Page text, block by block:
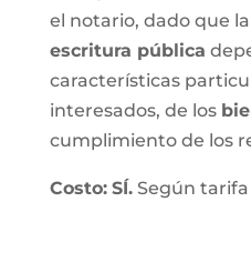
el notario, dado que
escritura pública
características
interesados, de los
cumplimiento de los
Costo: SÍ.Según tarifa